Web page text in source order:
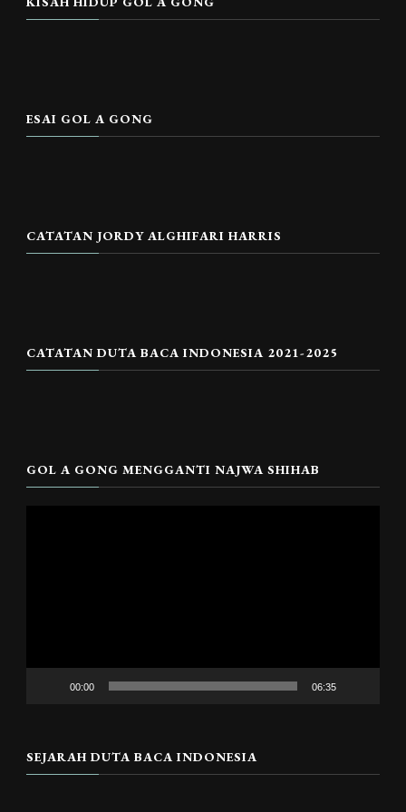
ESAI GOL A GONG
CATATAN JORDY ALGHIFARI HARRIS
CATATAN DUTA BACA INDONESIA 2021-2025
GOL A GONG MENGGANTI NAJWA SHIHAB
00:00 06:35
SEJARAH DUTA BACA INDONESIA